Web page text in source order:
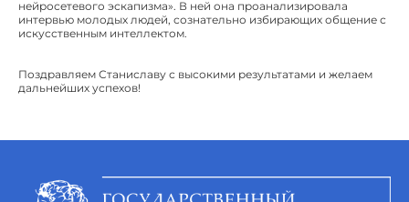
нейросетевого эскапизма». В ней она проанализировала
интервью молодых людей, сознательно избирающих общение с
искусственным интеллектом.
Поздравляем Станиславу с высокими результатами и желаем
дальнейших успехов!